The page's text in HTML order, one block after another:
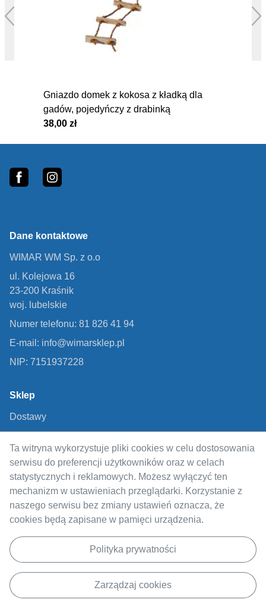
Gniazdo domek z kokosa z kładką dla
gadów, pojedyńczy z drabinką
38,00 zł
Ta witryna wykorzystuje pliki cookies w celu dostosowania
serwisu do preferencji użytkowników oraz w celach
statystycznych i reklamowych. Możesz wyłączyć ten
mechanizm w ustawieniach przeglądarki. Korzystanie z
naszego serwisu bez zmiany ustawień oznacza, że
cookies będą zapisane w pamięci urządzenia.
Polityka prywatności
Zarządzaj cookies
Dane kontaktowe
WIMAR WM Sp. z o.o
ul. Kolejowa 16
23-200 Kraśnik
woj. lubelskie
Numer telefonu: 81 826 41 94
E-mail: info@wimarsklep.pl
NIP: 7151937228
Sklep
Dostawy
Regulamin
Polityka prywatności
Odstąpienie od umowy
Informacje
O nas
Skontaktuj się z nami